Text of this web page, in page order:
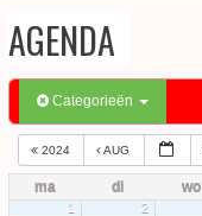
AGENDA
Categorieën
2024 AUG
ma di wo
1 2